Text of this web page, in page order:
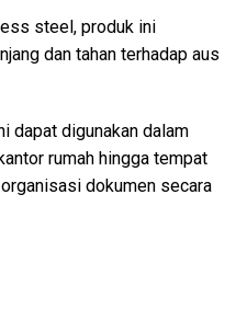
steel, produk ini
dan tahan terhadap aus
dapat digunakan dalam
rumah hingga tempat
dokumen secara